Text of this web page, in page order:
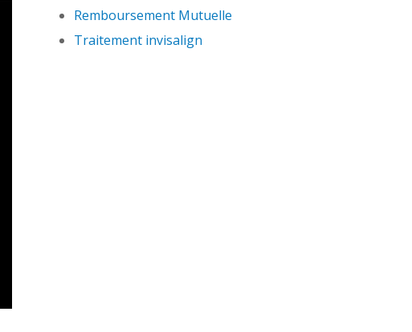
Remboursement Mutuelle
Traitement invisalign